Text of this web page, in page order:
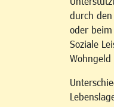
durch
oder beim
Soziale